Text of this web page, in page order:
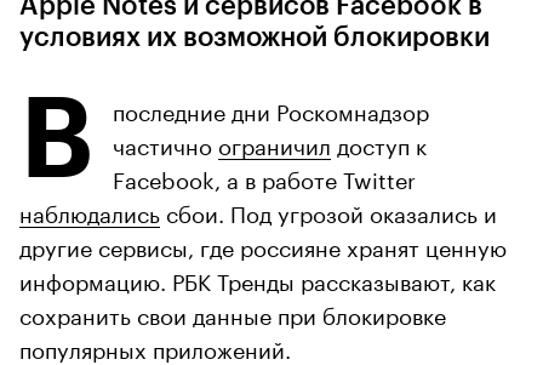
Apple Notes и сервисов Facebook в
условиях их возможной блокировки
В
последние дни Роскомнадзор
частично ограничил доступ к
Facebook, а в работе Twitter
наблюдались сбои. Под угрозой оказались и
другие сервисы, где россияне хранят ценную
информацию. РБК Тренды рассказывают, как
сохранить свои данные при блокировке
популярных приложений.